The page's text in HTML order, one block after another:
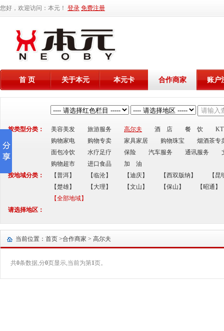
您好，欢迎访问：本元！ 登录 免费注册
首 页 关于本元 本元卡 合作商家 账户
按类型分类： 美容美发 旅游服务 高尔夫 酒 店 餐 饮
购物家电
购物专卖 家具家居 购物珠宝
烟酒茶专
面包冷饮
水疗足疗 保险 汽车服务 通讯服务
购物超市
进口食品
加 油
按地域分类：
【普洱】 【临沧】 【迪庆】 【西双版纳】
【昆
【楚雄】
【大理】 【文山】 【保山】
【昭通】
【全部地域】
请选择地区：
当前位置：首页 >合作商家 > 高尔夫
共0条数据,分0页显示,当前为第1页。